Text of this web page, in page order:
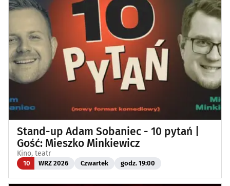
Stand-up Adam Sobaniec - 10 pytań |
Gość: Mieszko Minkiewicz
Kino, teatr
10 WRZ 2026 Czwartek godz. 19:00